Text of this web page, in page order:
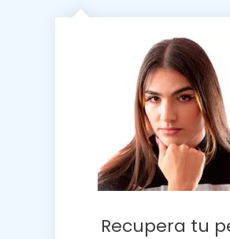
Recupera tu